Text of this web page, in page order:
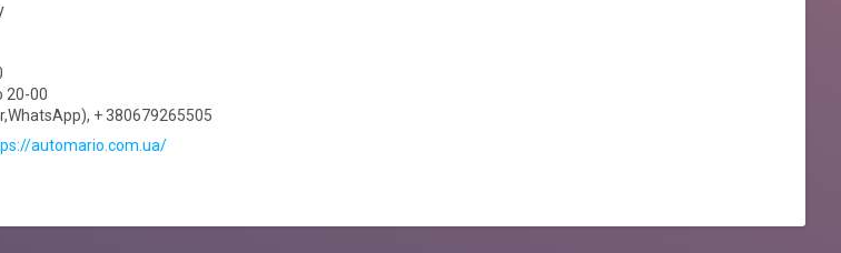
20-00
+ 380679265505
automario.com.ua/